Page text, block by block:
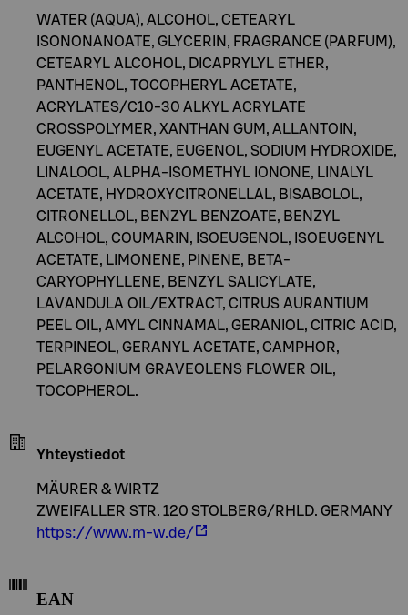
WATER (AQUA), ALCOHOL, CETEARYL
ISONONANOATE, GLYCERIN, FRAGRANCE (PARFUM),
CETEARYL ALCOHOL, DICAPRYLYL ETHER,
PANTHENOL, TOCOPHERYL ACETATE,
ACRYLATES/C10-30 ALKYL ACRYLATE
CROSSPOLYMER, XANTHAN GUM, ALLANTOIN,
EUGENYL ACETATE, EUGENOL, SODIUM HYDROXIDE,
LINALOOL, ALPHA-ISOMETHYL IONONE, LINALYL
ACETATE, HYDROXYCITRONELLAL, BISABOLOL,
CITRONELLOL, BENZYL BENZOATE, BENZYL
ALCOHOL, COUMARIN, ISOEUGENOL, ISOEUGENYL
ACETATE, LIMONENE, PINENE, BETA-
CARYOPHYLLENE, BENZYL SALICYLATE,
LAVANDULA OIL/EXTRACT, CITRUS AURANTIUM
PEEL OIL, AMYL CINNAMAL, GERANIOL, CITRIC ACID,
TERPINEOL, GERANYL ACETATE, CAMPHOR,
PELARGONIUM GRAVEOLENS FLOWER OIL,
TOCOPHEROL.
Yhteystiedot
MÄURER & WIRTZ
ZWEIFALLER STR. 120 STOLBERG/RHLD. GERMANY
https://www.m-w.de/
EAN